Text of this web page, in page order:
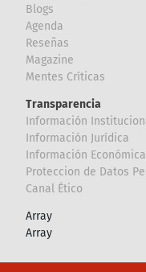
Blogs
Agenda
Reseñas
Magazine
Mentes Críticas
Transparencia
Información
Información Jurídica
Información
Proteccion de Datos
Canal Ético
Array
Array